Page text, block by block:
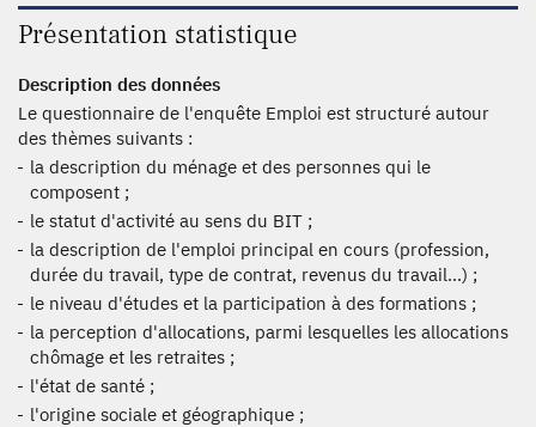
Présentation statistique
Description des données
Le questionnaire de l'enquête Emploi est structuré autour
des thèmes suivants :
la description du ménage et des personnes qui le
composent ;
le statut d'activité au sens du BIT ;
la description de l'emploi principal en cours (profession,
durée du travail, type de contrat, revenus du travail...) ;
le niveau d'études et la participation à des formations ;
la perception d'allocations, parmi lesquelles les allocations
chômage et les retraites ;
l'état de santé ;
l'origine sociale et géographique ;